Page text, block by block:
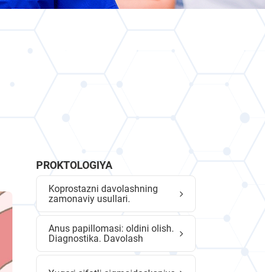
PROKTOLOGIYA
Koprostazni davolashning
zamonaviy usullari.
Anus papillomasi: oldini olish.
Diagnostika. Davolash